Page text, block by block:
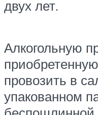
двух лет.
Алкогольную
провозить в
упакованном